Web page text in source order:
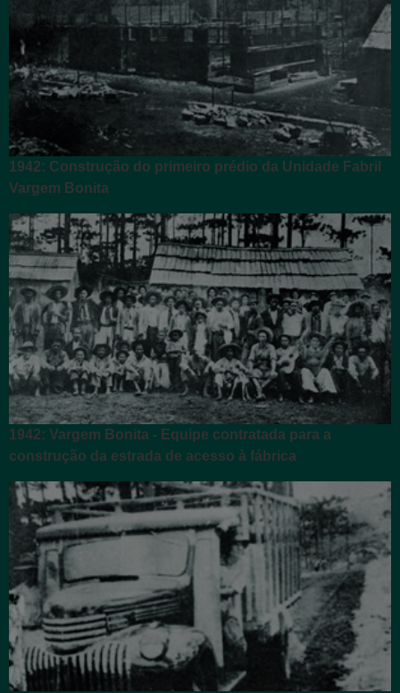
1942: Construção do primeiro prédio da Unidade Fabril
Vargem Bonita
1942: Vargem Bonita - Equipe contratada para a
construção da estrada de acesso à fábrica